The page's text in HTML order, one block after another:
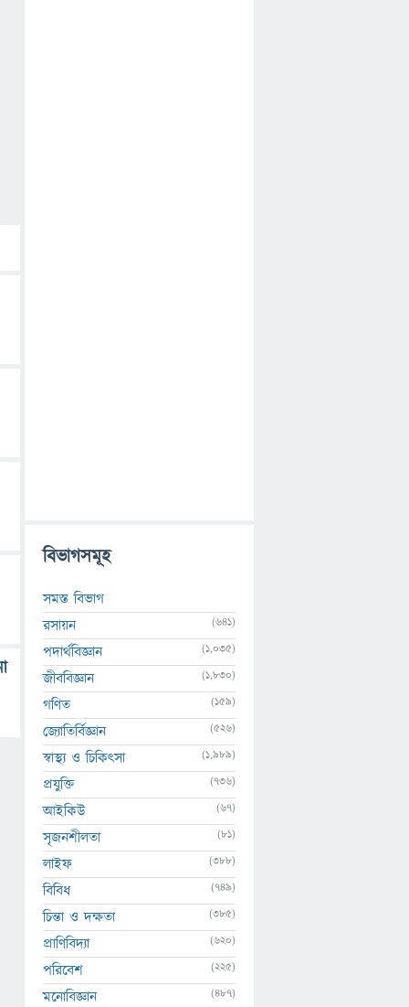
বিভাগসমূহ
সমস্ত বিভাগ
রসায়ন
(641)
পদার্থবিজ্ঞান (1,035)
জীববিজ্ঞান (1,830)
গণিত (159)
জ্যোতির্বিজ্ঞান (526)
স্বাস্থ্য ও চিকিৎসা (1,989)
প্রযুক্তি (736)
আইকিউ (67)
সৃজনশীলতা (81)
লাইফ (388)
বিবিধ (749)
চিন্তা ও দক্ষতা (385)
প্রাণিবিদ্যা (620)
পরিবেশ (225)
মনোবিজ্ঞান (487)